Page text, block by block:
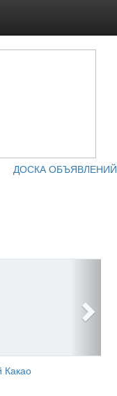
ДОСКА ОБЪЯВЛЕНИЙ
Какао